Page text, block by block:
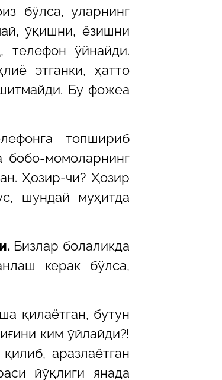
бўлса, уларнинг
ўқишни, ёзишни
телефон ўйнайди.
этганки, ҳатто
Бу фожеа
топшириб
бобо-момоларнинг
Ҳозир-чи? Ҳозир
шундай муҳитда
Бизлар болаликда
керак бўлса,
қилаётган, бутун
ким ўйлайди?!
аразлаётган
йўқлиги янада